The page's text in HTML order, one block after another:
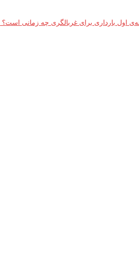
اول بارداری برای غربالگری چه زمانی است؟